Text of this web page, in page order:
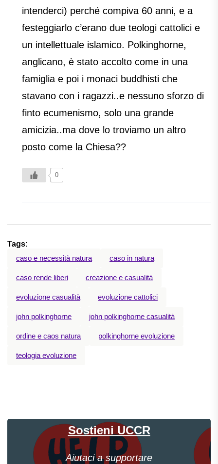
intenderci) perché compiva 60 anni, e a
festeggiarlo c’erano due teologi cattolici e
un intellettuale islamico. Polkinghorne,
anglicano, è stato accolto come in una
famiglia e poi i monaci buddhisti che
stavano con i ragazzi..e nessuno sforzo di
finto ecumenismo, solo una grande
amicizia..ma dove lo troviamo un altro
posto come la Chiesa??
0
Tags:
caso e necessità natura
caso in natura
caso rende liberi creazione e casualità
evoluzione casualità evoluzione cattolici
john polkinghorne john polkinghorne casualità
ordine e caos natura polkinghorne evoluzione
teologia evoluzione
Sostieni UCCR
Aiutaci a supportare